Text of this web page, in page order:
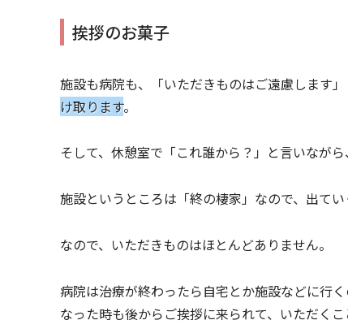
挨拶のお菓子
施設も病院も、「いただきものはご遠慮します」
け取ります。
そして、休憩室で「これ誰から？」と言いながら
施設というところは「終の棲家」なので、出て
なので、いただきものはほとんどありません。
病院は治療が終わったら自宅とか施設などに行
なった時も後からご挨拶に来られて、いただくこ